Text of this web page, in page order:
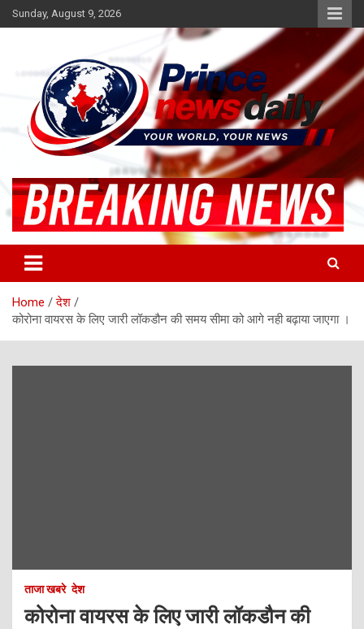
Skip
to
Sunday, August 9, 2026
Princenews Daily
Home
देश
कोरोना वायरस के लिए जारी लॉकडौन की समय सीमा को आगे नही बढ़ाया जाएगा ।
ताजा खबरे देश
कोरोना वायरस के लिए जारी लॉकडौन की